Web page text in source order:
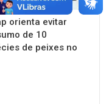
orienta evitar
de 10
de peixes no